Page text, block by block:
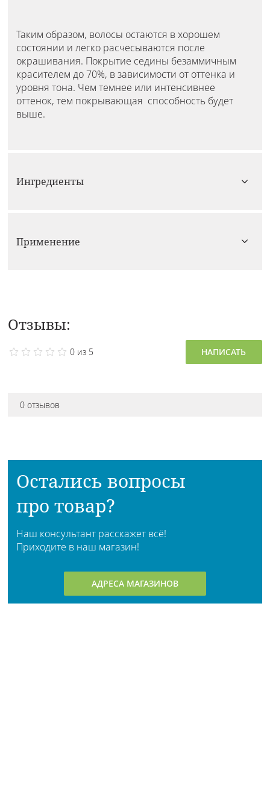
Таким образом, волосы остаются в хорошем
состоянии и легко расчесываются после
окрашивания. Покрытие седины безаммичным
красителем до 70%, в зависимости от оттенка и
уровня тона. Чем темнее или интенсивнее
оттенок, тем покрывающая способность будет
выше.
Ингредиенты
Применение
Отзывы:
0 из 5 НАПИСАТЬ
0 отзывов
Остались вопросы
про товар?
Наш консультант расскажет всё!
Приходите в наш магазин!
АДРЕСА МАГАЗИНОВ